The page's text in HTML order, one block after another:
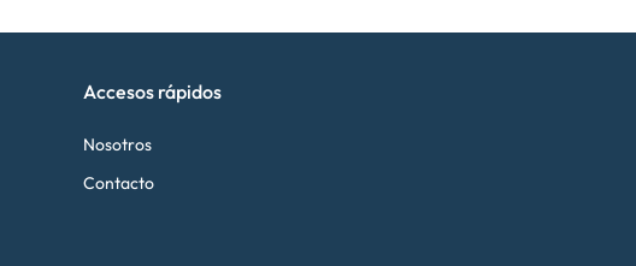
Accesos rápidos
Nosotros
Contacto